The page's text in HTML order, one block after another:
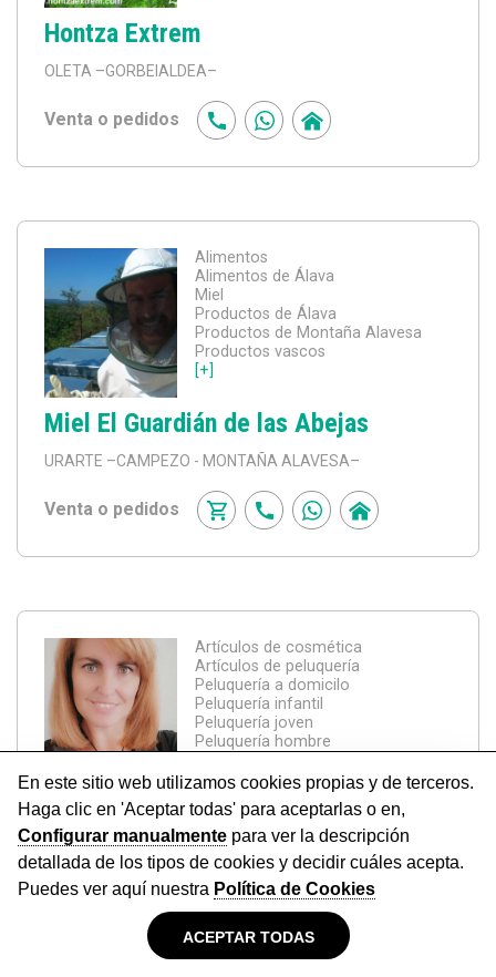
Hontza Extrem
OLETA –GORBEIALDEA–
Venta o pedidos
Alimentos
Alimentos de Álava
Miel
Productos de Álava
Productos de Montaña Alavesa
Productos vascos
[+]
Miel El Guardián de las Abejas
URARTE –CAMPEZO - MONTAÑA ALAVESA–
Venta o pedidos
Artículos de cosmética
Artículos de peluquería
Peluquería a domicilo
Peluquería infantil
Peluquería joven
Peluquería hombre
Peluqueria Monika
IZARRA–GORBEIALDEA–